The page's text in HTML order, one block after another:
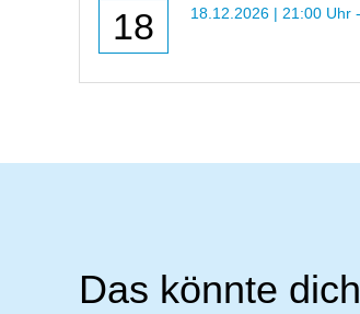
18 18.12.2026 | 21:00 Uhr
Das könnte